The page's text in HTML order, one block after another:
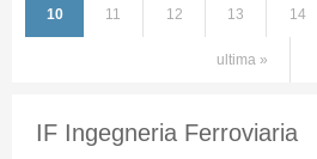
10 11 12 13 14
ultima »
IF Ingegneria Ferroviaria